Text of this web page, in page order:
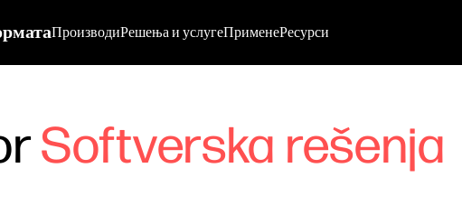
ПроизводиРешења и услугеПрименеРесурси
Softverska rešenja